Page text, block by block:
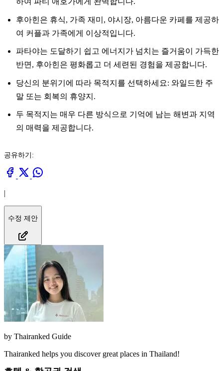
후아힌은 휴식, 가족 재미, 야시장, 아름다운 카페를 제공하
여 커플과 가족에게 이상적입니다.
파타야는 도달하기 쉽고 에너지가 넘치는 즐거움이 가득한
반면, 후아힌은 평화롭고 더 세련된 경험을 제공합니다.
당신의 분위기에 따라 목적지를 선택하세요: 와일드한 주
말 또는 회복의 휴양지.
두 목적지는 매우 다른 방식으로 기억에 남는 해변과 지역
의 매력을 제공합니다.
공유하기:
수정 제안
by Thairanked Guide
Thairanked helps you discover great places in Thailand!